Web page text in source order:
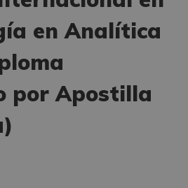
en Analítica
por Apostilla